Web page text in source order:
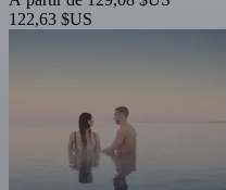
122,63 $US